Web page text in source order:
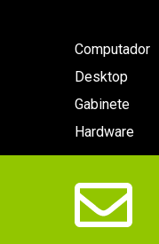
Computador
Desktop
Gabinete
Hardware